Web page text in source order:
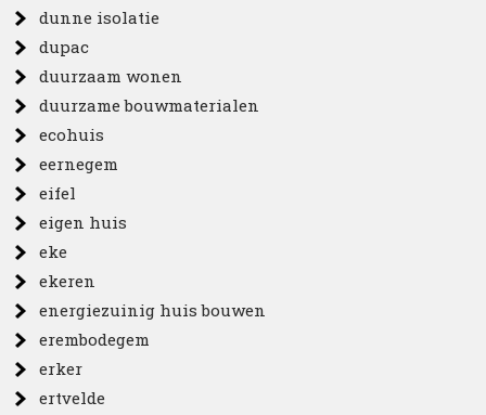
dunne isolatie
dupac
duurzaam wonen
duurzame bouwmaterialen
ecohuis
eernegem
eifel
eigen huis
eke
ekeren
energiezuinig huis bouwen
erembodegem
erker
ertvelde